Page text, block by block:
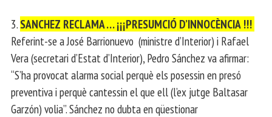
3. SANCHEZ RECLAMA … ¡¡¡PRESUMCIÓ D’INNOCÈNCIA !!!
Referint-se a José Barrionuevo (ministre d’Interior) i Rafael
Vera (secretari d’Estat d’Interior), Pedro Sánchez va afirmar:
“S’ha provocat alarma social perquè els posessin en presó
preventiva i perquè cantessin el que ell (l’ex jutge Baltasar
Garzón) volia”. Sánchez no dubta en qüestionar